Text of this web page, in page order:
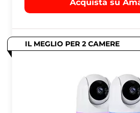
Acquista su
IL MEGLIO PER 2 CAMERE